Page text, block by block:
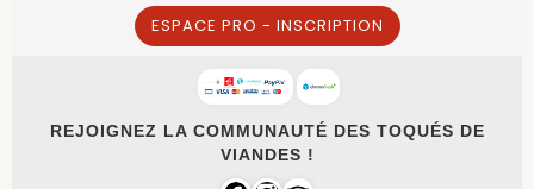
ESPACE PRO - INSCRIPTION
REJOIGNEZ LA COMMUNAUTÉ DES TOQUÉS DE
VIANDES !